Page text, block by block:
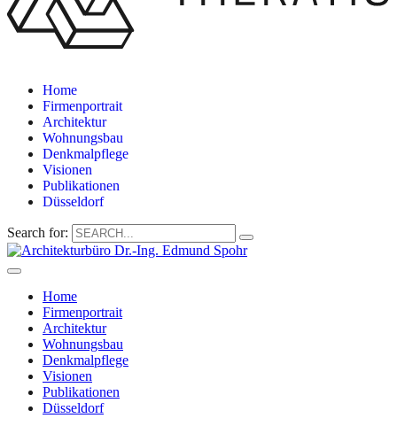
Home
Firmenportrait
Architektur
Wohnungsbau
Denkmalpflege
Visionen
Publikationen
Düsseldorf
Search for:
Home
Firmenportrait
Architektur
Wohnungsbau
Denkmalpflege
Visionen
Publikationen
Düsseldorf